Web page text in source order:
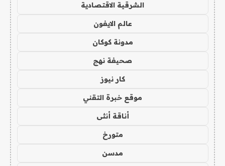
الشرقية الاقتصادية
عالم الايفون
مدونة كوكان
صحيفة نهج
كار نيوز
موقع خبرة التقني
أناقة أنثى
متورخ
مدسن